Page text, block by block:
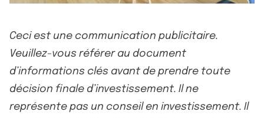
Ceci est une communication publicitaire.
Veuillez-vous référer au document
d’informations clés avant de prendre toute
décision finale d’investissement. Il ne
représente pas un conseil en investissement. Il